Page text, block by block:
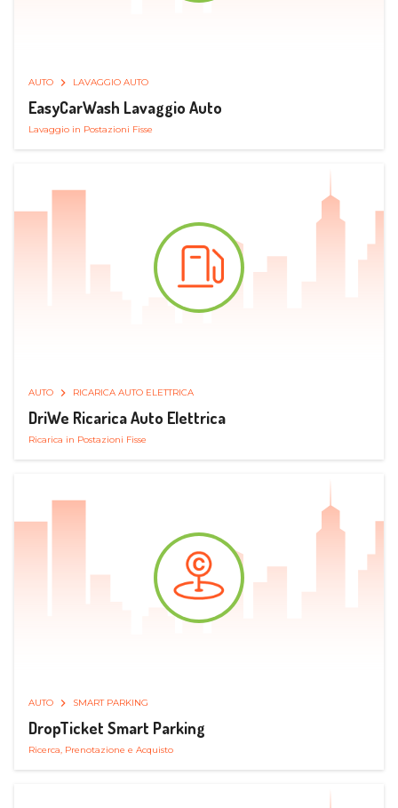
AUTO LAVAGGIO AUTO
EasyCarWash Lavaggio Auto
Lavaggio in Postazioni Fisse
AUTO RICARICA AUTO ELETTRICA
DriWe Ricarica Auto Elettrica
Ricarica in Postazioni Fisse
AUTO SMART PARKING
DropTicket Smart Parking
Ricerca, Prenotazione e Acquisto